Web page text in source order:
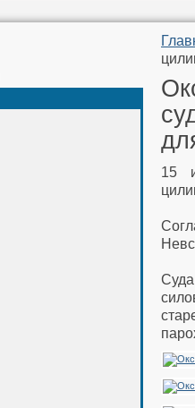
15